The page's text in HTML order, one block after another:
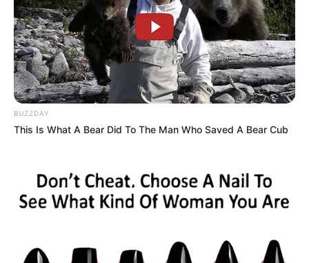
BUZZDAY
This Is What A Bear Did To The Man Who Saved A Bear Cub